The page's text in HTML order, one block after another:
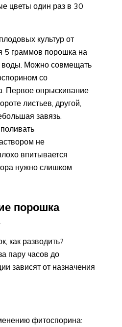
цветы один раз в 30
культур от
5 граммов порошка на
воды. Можно совмещать
со
Первое опрыскивание
листьев, другой,
завязь.
не
впитывается
нужно слишком
порошка
как разводить?
пару часов до
зависят от назначения
фитоспорина: